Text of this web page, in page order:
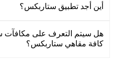
أين أجد تطبيق ستاربكس؟
هل سيتم التعرف على مكافآت
كافة مقاهي ستاربكس؟